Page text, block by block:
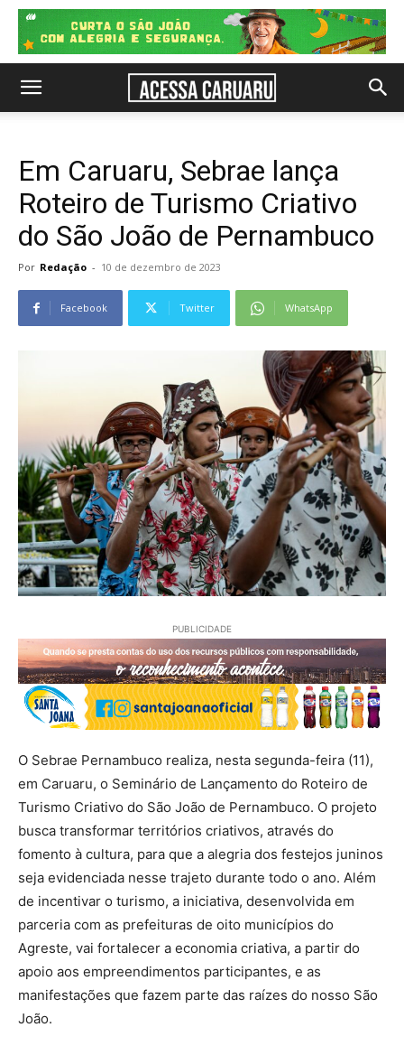
Em Caruaru, Sebrae lança
Roteiro de Turismo Criativo
do São João de Pernambuco
Por Redação - 10 de dezembro de 2023
Facebook Twitter WhatsApp
PUBLICIDADE
O Sebrae Pernambuco realiza, nesta segunda-feira (11),
em Caruaru, o Seminário de Lançamento do Roteiro de
Turismo Criativo do São João de Pernambuco. O projeto
busca transformar territórios criativos, através do
fomento à cultura, para que a alegria dos festejos juninos
seja evidenciada nesse trajeto durante todo o ano. Além
de incentivar o turismo, a iniciativa, desenvolvida em
parceria com as prefeituras de oito municípios do
Agreste, vai fortalecer a economia criativa, a partir do
apoio aos empreendimentos participantes, e as
manifestações que fazem parte das raízes do nosso São
João.